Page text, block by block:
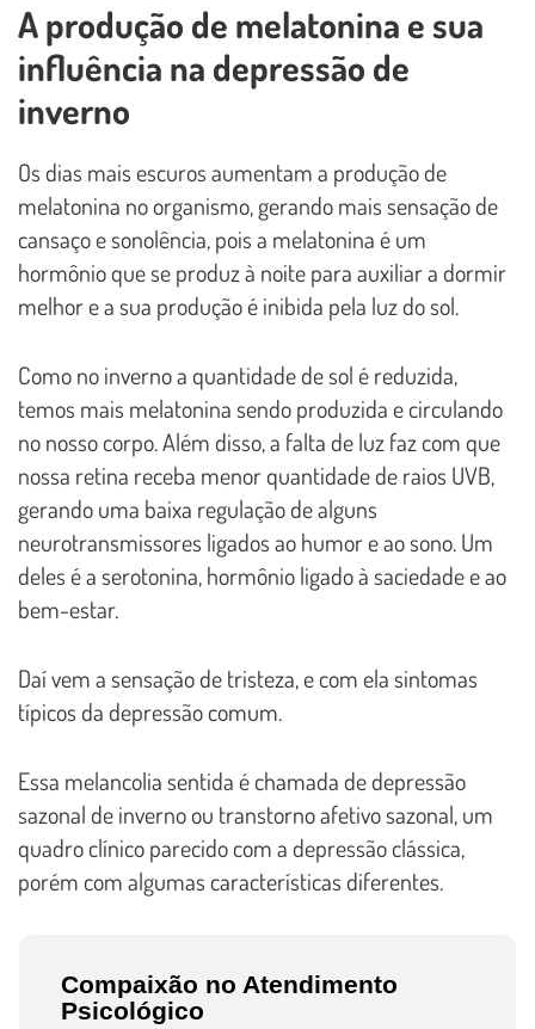
A produção de melatonina e sua
influência na depressão de
inverno
Os dias mais escuros aumentam a produção de
melatonina no organismo, gerando mais sensação de
cansaço e sonolência, pois a melatonina é um
hormônio que se produz à noite para auxiliar a dormir
melhor e a sua produção é inibida pela luz do sol.
Como no inverno a quantidade de sol é reduzida,
temos mais melatonina sendo produzida e circulando
no nosso corpo. Além disso, a falta de luz faz com que
nossa retina receba menor quantidade de raios UVB,
gerando uma baixa regulação de alguns
neurotransmissores ligados ao humor e ao sono. Um
deles é a serotonina, hormônio ligado à saciedade e ao
bem-estar.
Daí vem a sensação de tristeza, e com ela sintomas
típicos da depressão comum.
Essa melancolia sentida é chamada de depressão
sazonal de inverno ou transtorno afetivo sazonal, um
quadro clínico parecido com a depressão clássica,
porém com algumas características diferentes.
Compaixão no Atendimento
Psicológico